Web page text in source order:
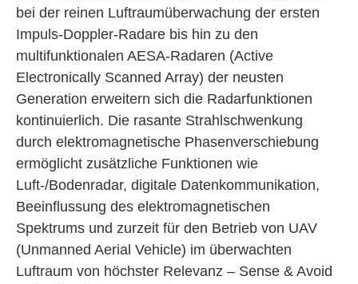
bei der reinen Luftraumüberwachung der ersten
Impuls-Doppler-Radare bis hin zu den
multifunktionalen AESA-Radaren (Active
Electronically Scanned Array) der neusten
Generation erweitern sich die Radarfunktionen
kontinuierlich. Die rasante Strahlschwenkung
durch elektromagnetische Phasenverschiebung
ermöglicht zusätzliche Funktionen wie
Luft-/Bodenradar, digitale Datenkommunikation,
Beeinflussung des elektromagnetischen
Spektrums und zurzeit für den Betrieb von UAV
(Unmanned Aerial Vehicle) im überwachten
Luftraum von höchster Relevanz – Sense & Avoid